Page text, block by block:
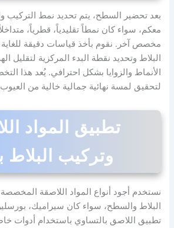
بعد تحضير السطح، يتم تحديد نمط التركيب
معكم، سواء كان نمطاً تقليدياً، قطرياً،
مخصص آخر. نقوم بأخذ قياسات دقيقة
البلاط وتحديد نقطة البدء المركزية لتقليل
الأنماط والزوايا بشكل احترافي. يُعد هذا
لتحقيق لمسة نهائية جمالية خالية من
تطبيق المواد
وتركيب البلاط
نستخدم أجود أنواع المواد اللاصقة
البلاط والسطح، سواء كان سيراميك،
تطبيق اللاصق بالتساوي باستخدام أدوات